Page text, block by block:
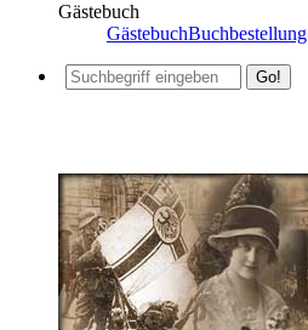
Gästebuch
GästebuchBuchbestellung